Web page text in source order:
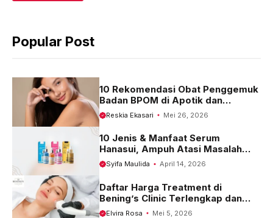
o
A
p
r
m
Popular Post
10 Rekomendasi Obat Penggemuk
Badan BPOM di Apotik dan
Harganya
Reskia Ekasari Mei 26, 2026
10 Jenis & Manfaat Serum
Hanasui, Ampuh Atasi Masalah
Kulit
Syifa Maulida April 14, 2026
Daftar Harga Treatment di
Bening’s Clinic Terlengkap dan
Terbaru 2023
Elvira Rosa Mei 5, 2026